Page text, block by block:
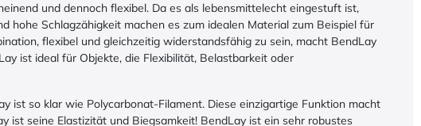
und dennoch flexibel. Da es als lebensmittelecht eingestuft ist,
hohe Schlagzähigkeit machen es zum idealen Material zum Beispiel für
flexibel und gleichzeitig widerstandsfähig zu sein, macht BendLay
ist ideal für Objekte, die Flexibilität, Belastbarkeit oder
ist so klar wie Polycarbonat-Filament. Diese einzigartige Funktion macht
ist seine Elastizität und Biegsamkeit! BendLay ist ein sehr robustes